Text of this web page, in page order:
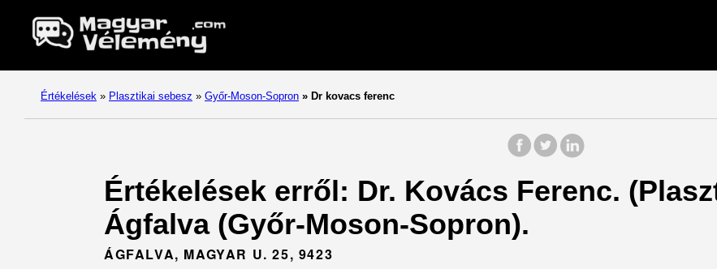
Értékelések » Plasztikai sebesz » Győr-Moson-Sopron » Dr kovacs ferenc
Értékelések erről: Dr. Kovács Ferenc.
Ágfalva (Győr-Moson-Sopron).
ÁGFALVA, MAGYAR U. 25, 9423